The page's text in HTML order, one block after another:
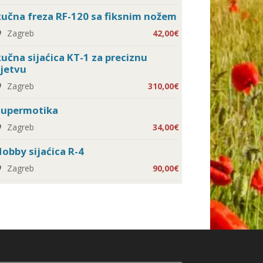
freza RF-120 sa fiksnim nožem
Zagreb 42,00€
sijaćica KT-1 za preciznu
Zagreb 310,00€
Zagreb 34,00€
sijaćica R-4
Zagreb 90,00€